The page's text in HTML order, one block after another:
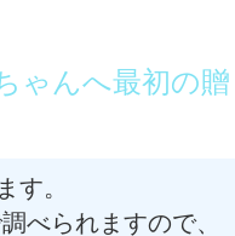
ゃんへ最初の贈
す。
べられますので、